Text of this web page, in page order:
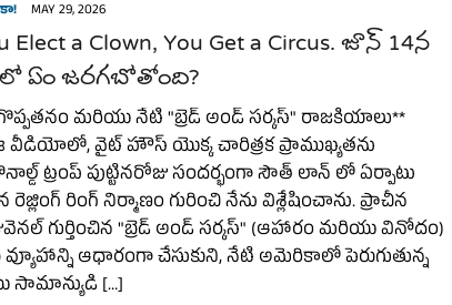
MAY 29, 2026
Elect a Clown, You Get a Circus. జూన్ 14న
ఏం జరగబోతోంది?
మరియు నేటి "బ్రెడ్ అండ్ సర్కస్" రాజకీయాలు**
వీడియోలో, వైట్ హౌస్ యొక్క చారిత్రక ప్రాముఖ్యతను
డొనాల్డ్ ట్రంప్ పుట్టినరోజు సందర్భంగా సౌత్ లాన్ లో ఏర్పాటు
రెజ్లింగ్ రింగ్ నిర్మాణం గురించి నేను విశ్లేషించాను. ప్రాచీన
గుర్తించిన "బ్రెడ్ అండ్ సర్కస్" (ఆహారం మరియు వినోదం)
ఆధారంగా చేసుకుని, నేటి అమెరికాలో పెరుగుతున్న
సామాన్యుడి […]